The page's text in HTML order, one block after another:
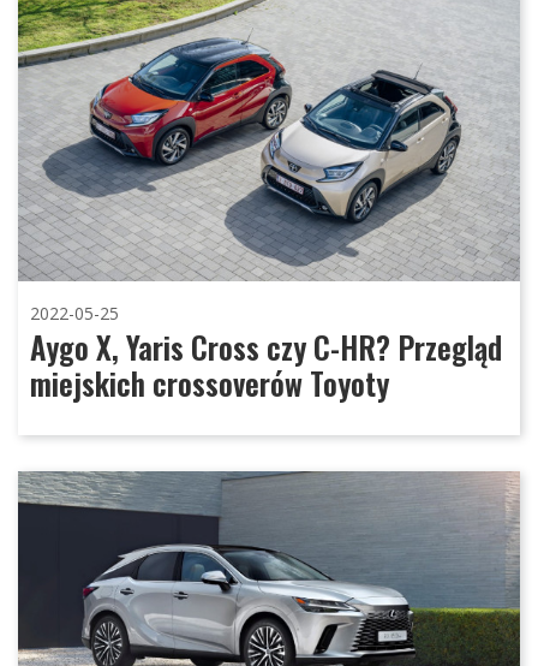
2022-05-25
Aygo X, Yaris Cross czy C-HR? Przegląd
miejskich crossoverów Toyoty